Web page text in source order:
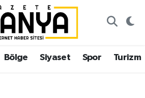
Bölge Siyaset Spor Turizm
Eczaneler